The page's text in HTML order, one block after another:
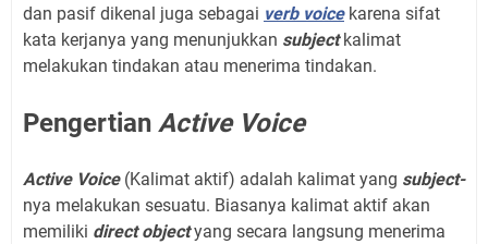
dan pasif dikenal juga sebagai verb voicekarena sifat
kata kerjanya yang menunjukkan subjectkalimat
melakukan tindakan atau menerima tindakan.
Pengertian Active Voice
Active Voice(Kalimat aktif) adalah kalimat yang subject-
nya melakukan sesuatu. Biasanya kalimat aktif akan
memiliki direct objectyang secara langsung menerima